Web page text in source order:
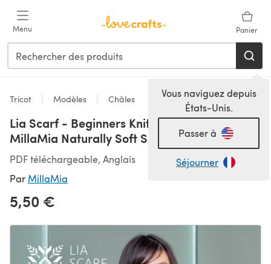
Menu Panier
Vous naviguez depuis
États-Unis.
Passer à
Séjourner
Tricot Modèles Châles
Lia Scarf - Beginners Knitting Pattern in
MillaMia Naturally Soft Super Chunky
PDF téléchargeable, Anglais
Par MillaMia
5,50 €